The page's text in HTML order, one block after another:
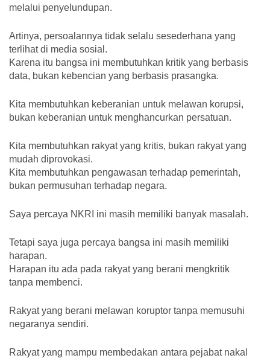
melalui penyelundupan.
Artinya, persoalannya tidak selalu sesederhana yang
terlihat di media sosial.
Karena itu bangsa ini membutuhkan kritik yang berbasis
data, bukan kebencian yang berbasis prasangka.
Kita membutuhkan keberanian untuk melawan korupsi,
bukan keberanian untuk menghancurkan persatuan.
Kita membutuhkan rakyat yang kritis, bukan rakyat yang
mudah diprovokasi.
Kita membutuhkan pengawasan terhadap pemerintah,
bukan permusuhan terhadap negara.
Saya percaya NKRI ini masih memiliki banyak masalah.
Tetapi saya juga percaya bangsa ini masih memiliki
harapan.
Harapan itu ada pada rakyat yang berani mengkritik
tanpa membenci.
Rakyat yang berani melawan koruptor tanpa memusuhi
negaranya sendiri.
Rakyat yang mampu membedakan antara pejabat nakal